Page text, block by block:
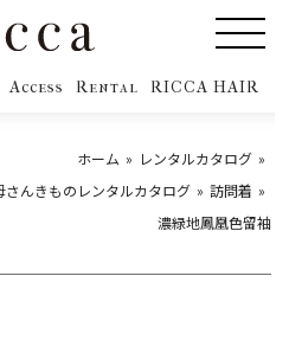
Access Rental RICCA HAIR
ホーム
レンタルカタログ
んきものレンタルカタログ
訪問着
濃緑地鳳凰色留袖